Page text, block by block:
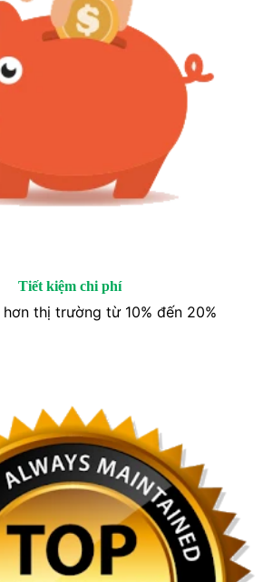
Tiết kiệm chi phí
thị trường từ 10% đến 20%